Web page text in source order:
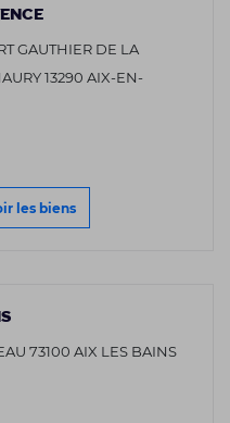
GAUTHIER DE LA
13290 AIX-EN-
les biens
73100 AIX LES BAINS